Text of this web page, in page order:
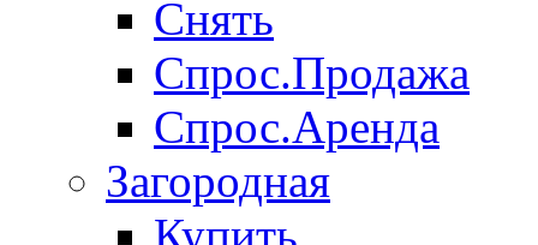
Снять
Спрос.Продажа
Спрос.Аренда
Загородная
Купить